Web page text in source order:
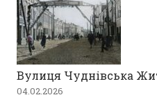
Вулиця Чуднівська
04.02.2026